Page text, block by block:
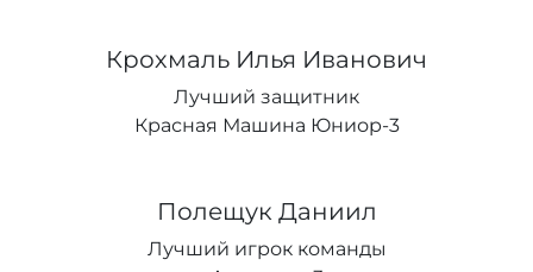
Крохмаль Илья Иванович
Лучший защитник
Красная Машина Юниор-3
Полещук Даниил
Лучший игрок команды